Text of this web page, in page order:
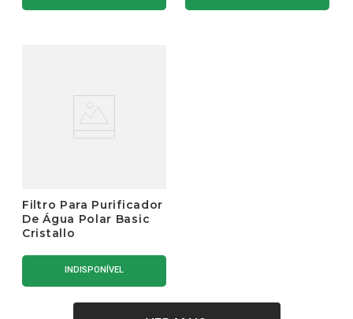
Filtro Para Purificador
De Água Polar Basic
Cristallo
INDISPONÍVEL